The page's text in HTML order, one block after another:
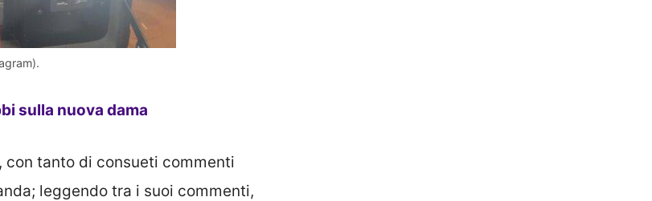
sulla nuova dama
tanto di consueti commenti
leggendo tra i suoi commenti,